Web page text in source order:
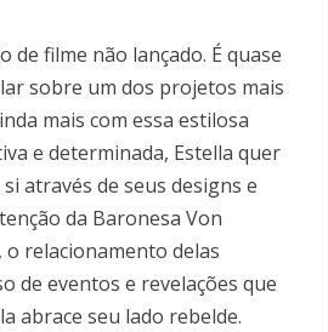
de filme não lançado. É quase
sobre um dos projetos mais
mais com essa estilosa
e determinada, Estella quer
através de seus designs e
da Baronesa Von
relacionamento delas
de eventos e revelações que
abrace seu lado rebelde.